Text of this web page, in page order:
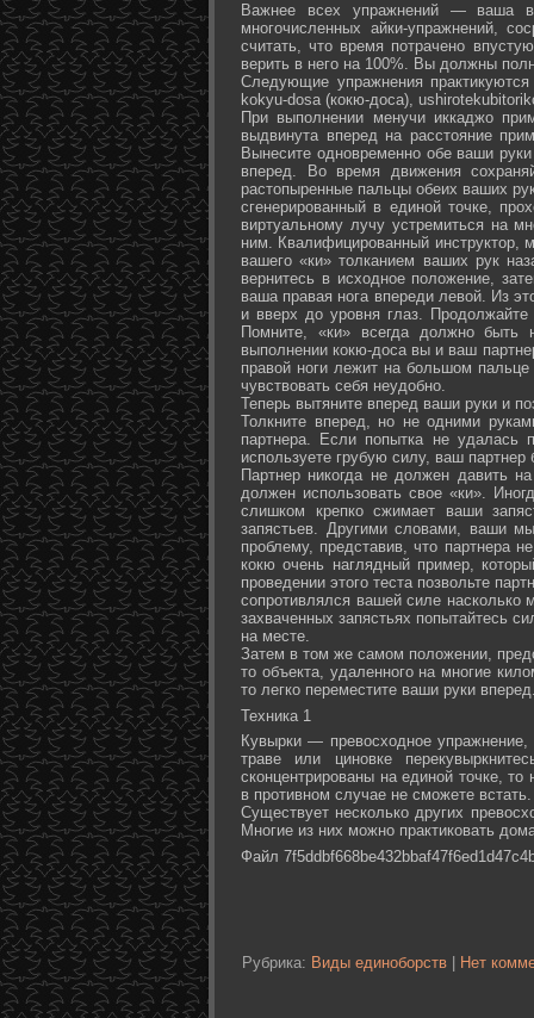
Важнее всех упражнений — ваша
многочисленных айки-упражнений,
считать, что время потрачено
верить в него на 100%. Вы должны
Следующие упражнения
kokyu-dosa (кокю-доса),
При выполнении менучи иккаджо
выдвинута вперед на расстояние
Вынесите одновременно обе ваши
вперед. Во время движения
растопыренные пальцы обеих ваших
сгенерированный в единой точке,
виртуальному лучу устремиться на
ним. Квалифицированный инструктор,
вашего «ки» толканием ваших рук
вернитесь в исходное положение,
ваша правая нога впереди левой. Из
и вверх до уровня глаз.
Помните, «ки» всегда должно быть
выполнении кокю-доса вы и ваш
правой ноги лежит на большом
чувствовать себя неудобно.
Теперь вытяните вперед ваши руки и
Толкните вперед, но не одними
партнера. Если попытка не удалась
используете грубую силу, ваш
Партнер никогда не должен давить
должен использовать свое «ки».
слишком крепко сжимает ваши
запястьев. Другими словами, ваши
проблему, представив, что партнера
кокю очень наглядный пример,
проведении этого теста позвольте
сопротивлялся вашей силе насколько
захваченных запястьях попытайтесь
на месте.
Затем в том же самом положении,
то объекта, удаленного на многие
то легко переместите ваши руки
Техника 1
Кувырки — превосходное
траве или циновке
сконцентрированы на единой точке,
в противном случае не сможете встать.
Существует несколько других
Многие из них можно практиковать
Файл
Рубрика: Виды единоборств Нет